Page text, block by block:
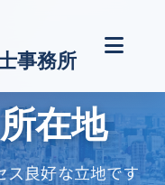
事務所
在地
ス良好な立地です